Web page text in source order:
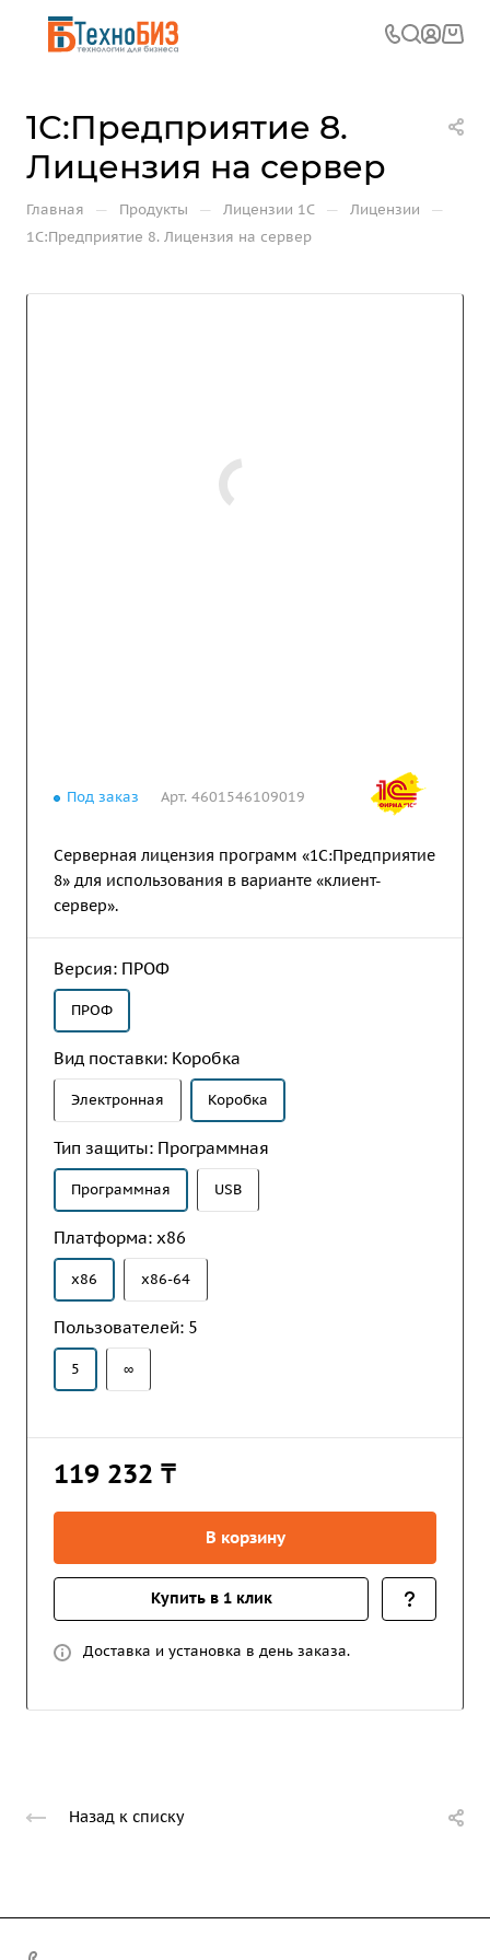
1С:Предприятие 8.
Лицензия на сервер
Главная — Продукты — Лицензии 1С — Лицензии —
1С:Предприятие 8. Лицензия на сервер
Под заказ Арт. 4601546109019
Серверная лицензия программ «1С:Предприятие
8» для использования в варианте «клиент-
сервер».
Версия: ПРОФ
ПРОФ
Вид поставки: Коробка
Электронная Коробка
Тип защиты: Программная
Программная USB
Платформа: x86
x86 x86-64
Пользователей: 5
5 ∞
119 232 ₸
В корзину
Купить в 1 клик
Доставка и установка в день заказа.
Назад к списку